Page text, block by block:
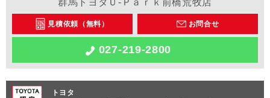
見積依頼（無料） お問合せ
027-219-2800
トヨタ